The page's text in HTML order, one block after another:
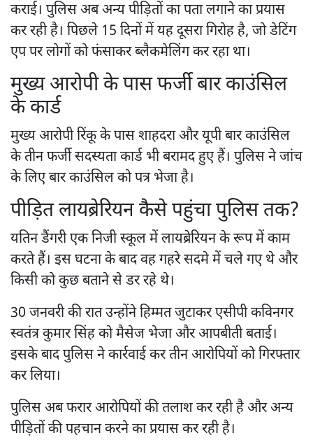
कराई। पुलिस अब अन्य पीड़ितों का पता लगाने का प्रयास
कर रही है। पिछले 15 दिनों में यह दूसरा गिरोह है, जो डेटिंग
एप पर लोगों को फंसाकर ब्लैकमेलिंग कर रहा था।
मुख्य आरोपी के पास फर्जी बार काउंसिल
के कार्ड
मुख्य आरोपी रिंकू के पास शाहदरा और यूपी बार काउंसिल
के तीन फर्जी सदस्यता कार्ड भी बरामद हुए हैं। पुलिस ने जांच
के लिए बार काउंसिल को पत्र भेजा है।
पीड़ित लायब्रेरियन कैसे पहुंचा पुलिस तक?
यतिन डैंगरी एक निजी स्कूल में लायब्रेरियन के रूप में काम
करते हैं। इस घटना के बाद वह गहरे सदमे में चले गए थे और
किसी को कुछ बताने से डर रहे थे।
30 जनवरी की रात उन्होंने हिम्मत जुटाकर एसीपी कविनगर
स्वतंत्र कुमार सिंह को मैसेज भेजा और आपबीती बताई।
इसके बाद पुलिस ने कार्रवाई कर तीन आरोपियों को गिरफ्तार
कर लिया।
पुलिस अब फरार आरोपियों की तलाश कर रही है और अन्य
पीड़ितों की पहचान करने का प्रयास कर रही है।